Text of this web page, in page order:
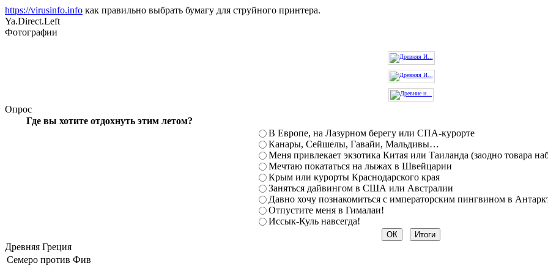
https://virusinfo.info как правильно выбрать бумагу для струйного принтера.
Ya.Direct.Left
Фотографии
Опрос
Где вы хотите отдохнуть этим летом?
В Европе, на Лазурном берегу или СПА-курорте
Канары, Сейшелы, Гавайи, Мальдивы…
Меня привлекает экзотика Китая или Таиланда (заодно товара
Мечтаю покататься на лыжах в Швейцарии
Крым или курорты Краснодарского края
Заняться дайвингом в США или Австралии
Давно хочу познакомиться с императорским пингвином в
Отпустите меня в Гималаи!
Иссык-Куль навсегда!
Древняя Греция
Семеро против Фив